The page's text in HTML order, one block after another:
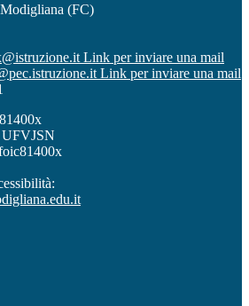
(FC)
Link per inviare una mail
Link per inviare una mail
UFVJSN